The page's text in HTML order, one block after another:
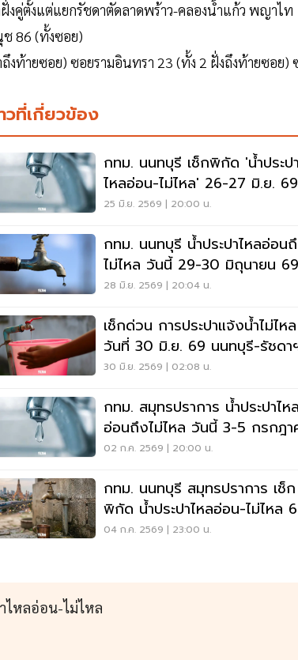
งคู่ตั้งแต่แยกรัชดาตัดลาดพร้าว-คลองน้ำแก้ว พญาไท
86 (ทั้งซอย)
งท้ายซอย) ซอยรามอินทรา 23 (ทั้ง 2 ฝั่งถึงท้ายซอ
วที่เกี่ยวข้อง
กทม. นนทบุรี เช็กพิกัด 'น้ำประปา
ไหลอ่อน-ไม่ไหล' 26-27 มิ.ย.
25 มิ.ย. 2569 | 20:00 น.
กทม. นนทบุรี น้ำประปาไหลอ่อน
ไม่ไหล วันนี้ 29-30 มิถุนายน 69
28 มิ.ย. 2569 | 20:04 น.
เช็กด่วน การประปาแจ้งน้ำไม่ไห
วันที่ 30 มิ.ย. 69 นนทบุรี-รัชดา
เช็กพื้นที่ที่นี่
30 มิ.ย. 2569 | 02:08 น.
กทม. สมุทรปราการ น้ำประปาไหล
อ่อนถึงไม่ไหล วันนี้ 3-5 กรกฎา
69
02 ก.ค. 2569 | 20:00 น.
กทม. นนทบุรี สมุทรปราการ เช็ก
พิกัด น้ำประปาไหลอ่อน-ไม่ไหล
ก.ค.นี้
04 ก.ค. 2569 | 23:00 น.
ไหลอ่อน-ไม่ไหล